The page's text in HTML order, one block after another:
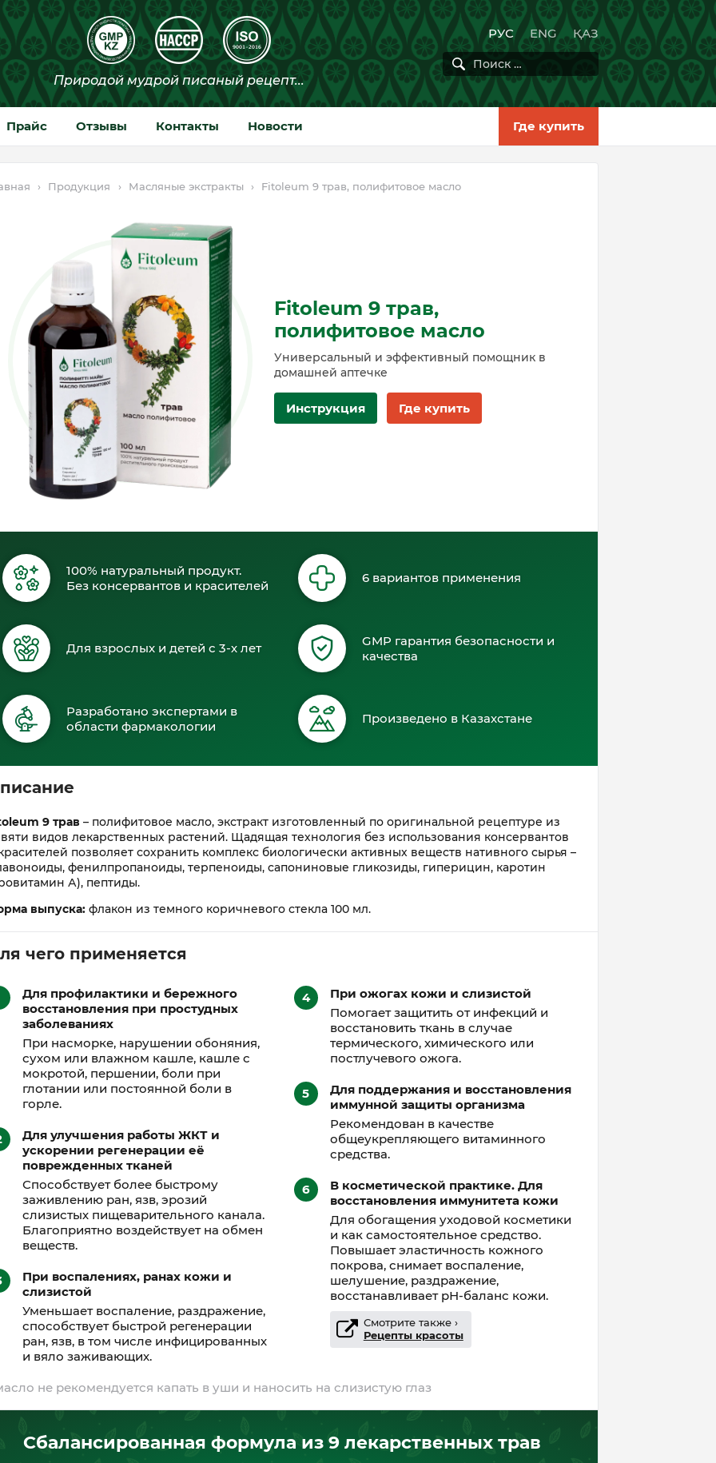
РУС ENG ҚАЗ
Прайс Отзывы Контакты Новости Где купить
› Продукция › Масляные экстракты › Fitoleum 9 трав, полифитовое масло
Fitoleum 9 трав,
полифитовое масло
Универсальный и эффективный помощник в
домашней аптечке
Инструкция Где купить
100% натуральный продукт.
Без консервантов и красителей
6 вариантов применения
Для взрослых и детей с 3-х лет
GMP гарантия безопасности и
качества
Разработано экспертами в
области фармакологии
Произведено в Казахстане
9 трав – полифитовое масло, экстракт изготовленный по оригинальной рецептуре из
видов лекарственных растений. Щадящая технология без использования консервантов
позволяет сохранить комплекс биологически активных веществ нативного сырья –
фенилпропаноиды, терпеноиды, сапониновые гликозиды, гиперицин, каротин
А), пептиды.
выпуска: флакон из темного коричневого стекла 100 мл.
чего применяется
Для профилактики и бережного
восстановления при простудных
заболеваниях
При насморке, нарушении обоняния,
сухом или влажном кашле, кашле с
мокротой, першении, боли при
глотании или постоянной боли в
горле.
Для улучшения работы ЖКТ и
ускорении регенерации её
поврежденных тканей
Способствует более быстрому
заживлению ран, язв, эрозий
слизистых пищеварительного канала.
Благоприятно воздействует на обмен
веществ.
При воспалениях, ранах кожи и
слизистой
Уменьшает воспаление, раздражение,
способствует быстрой регенерации
ран, язв, в том числе инфицированных
и вяло заживающих.
При ожогах кожи и слизистой
Помогает защитить от инфекций и
восстановить ткань в случае
термического, химического или
постлучевого ожога.
Для поддержания и восстановления
иммунной защиты организма
Рекомендован в качестве
общеукрепляющего витаминного
средства.
В косметической практике. Для
восстановления иммунитета кожи
Для обогащения уходовой косметики
и как самостоятельное средство.
Повышает эластичность кожного
покрова, снимает воспаление,
шелушение, раздражение,
восстанавливает pН-баланс кожи.
Смотрите также ›
Рецепты красоты
не рекомендуется капать в уши и наносить на слизистую глаз
Сбалансированная формула из 9 лекарственных трав